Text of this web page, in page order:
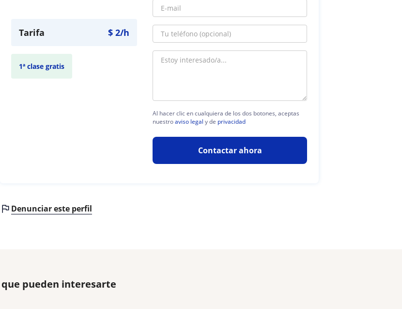
Tarifa $2/h
1ª clase gratis
Al hacer clic en cualquiera de los dos botones, aceptas
nuestroaviso legal y de privacidad
Contactar ahora
Denunciar este perfil
pueden interesarte